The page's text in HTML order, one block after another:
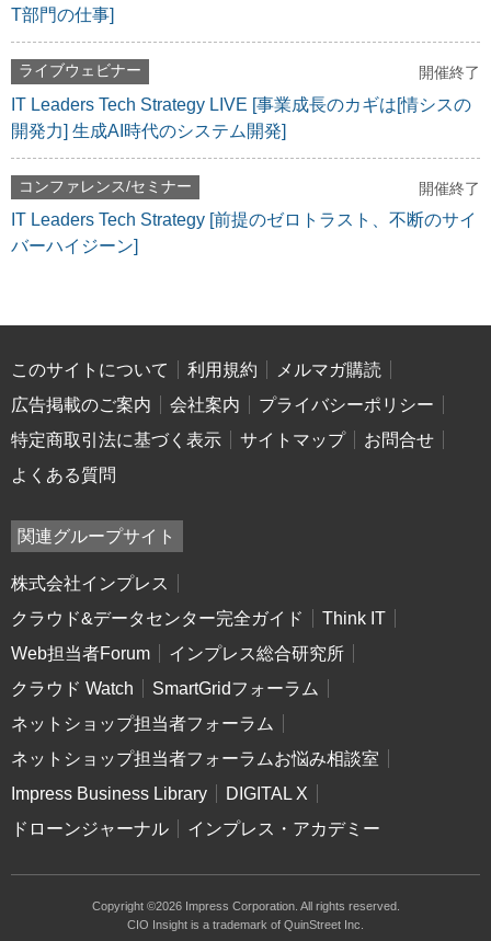
T部門の仕事]
ライブウェビナー 開催終了
IT Leaders Tech Strategy LIVE [事業成長のカギは[情シスの
開発力] 生成AI時代のシステム開発]
コンファレンス/セミナー 開催終了
IT Leaders Tech Strategy [前提のゼロトラスト、不断のサイ
バーハイジーン]
このサイトについて 利用規約
メルマガ購読
広告掲載のご案内
会社案内
プライバシーポリシー
特定商取引法に基づく表示
サイトマップ
お問合せ
よくある質問
関連グループサイト
株式会社インプレス
クラウド&データセンター完全ガイド
Think IT
Web担当者Forum
インプレス総合研究所
クラウド Watch
SmartGridフォーラム
ネットショップ担当者フォーラム
ネットショップ担当者フォーラムお悩み相談室
Impress Business Library
DIGITAL X
ドローンジャーナル
インプレス・アカデミー
Copyright ©2026 Impress Corporation. All rights reserved.
CIO Insight is a trademark of QuinStreet Inc.